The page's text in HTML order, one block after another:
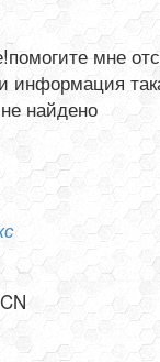
мне
информация
найдено